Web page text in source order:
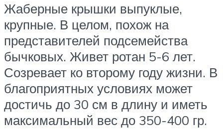
Жаберные крышки выпуклые,
крупные. В целом, похож на
представителей подсемейства
бычковых. Живет ротан 5-6 лет.
Созревает ко второму году жизни. В
благоприятных условиях может
достичь до 30 см в длину и иметь
максимальный вес до 350-400 гр.